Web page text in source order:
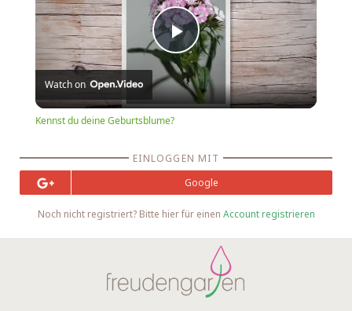
Play
Video
Watch on
Kennst du deine Geburtsblume?
EINLOGGEN MIT
Google
Noch nicht registriert? Bitte hier für einen Account registrieren